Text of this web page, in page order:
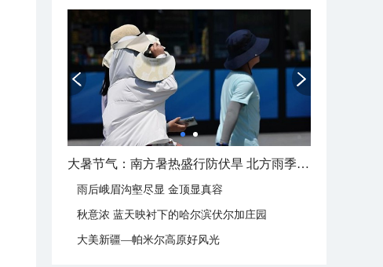
大暑这样过：饮伏茶晒伏姜 去除湿热保健康
雨后峨眉沟壑尽显 金顶显真容
秋意浓 蓝天映衬下的哈尔滨伏尔加庄园
大美新疆—帕米尔高原好风光